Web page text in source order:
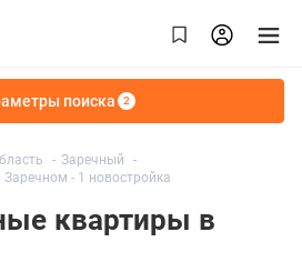
поиска 2
Заречный
- 1 новостройка
квартиры в